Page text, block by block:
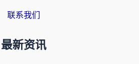
联系我们
最新资讯